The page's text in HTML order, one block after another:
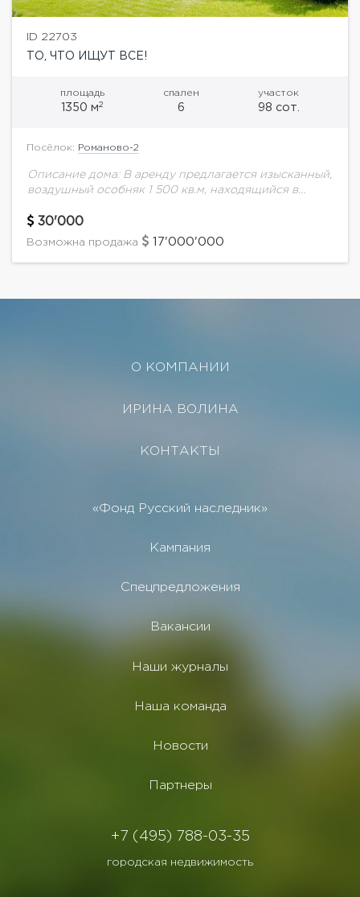
ID 22703
ТО, ЧТО ИЩУТ ВСЕ!
площадь
1350 м2
спален
6
участок
98 сот.
Посёлок: Романово-2
Описание дома: В аренду предлагается изысканный,
воздушный особняк 1 500 кв.м, находящийся в
особняк, простирается на 1 га и выполнен в...
30'000
Возможна продажа 17'000'000
О КОМПАНИИ
ИРИНА ВОЛИНА
КОНТАКТЫ
«Фонд Русский наследник»
Кампания
Спецпредложения
Вакансии
Наши журналы
Наша команда
Новости
Партнеры
+7 (495) 788-03-35
городская недвижимость